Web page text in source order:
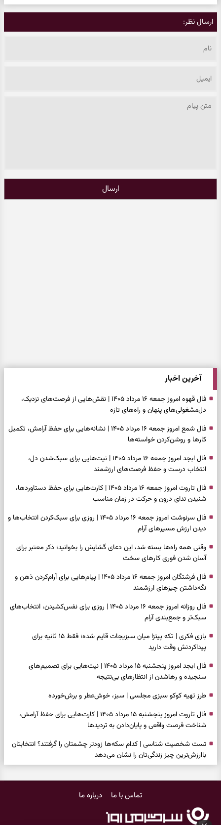
ارسال نظر:
ارسال
آخرین اخبار
فال قهوه امروز جمعه ۱۶ مرداد ۱۴۰۵ | نقش‌هایی از فرصت‌های نزدیک،
دل‌مشغولی‌های پنهان و راه‌های تازه
فال شمع امروز جمعه ۱۶ مرداد ۱۴۰۵ | نشانه‌هایی برای حفظ آرامش، تکمیل
کارها و روشن‌کردن خواسته‌ها
فال ابجد امروز جمعه ۱۶ مرداد ۱۴۰۵ | نیت‌هایی برای سبک‌شدن دل،
انتخاب درست و حفظ فرصت‌های ارزشمند
فال تاروت امروز جمعه ۱۶ مرداد ۱۴۰۵ | کارت‌هایی برای حفظ دستاوردها،
شنیدن ندای درون و حرکت در زمان مناسب
فال سرنوشت امروز جمعه ۱۶ مرداد ۱۴۰۵ | روزی برای سبک‌کردن انتخاب‌ها و
دیدن ارزش مسیرهای آرام
وقتی همه راه‌ها بسته شد، این دعای گشایش را بخوانید؛ ذکر معتبر برای
آسان شدن فوری کارهای سخت
فال فرشتگان امروز جمعه ۱۶ مرداد ۱۴۰۵ | پیام‌هایی برای آرام‌کردن ذهن و
نگه‌داشتن چیزهای ارزشمند
فال روزانه امروز جمعه ۱۶ مرداد ۱۴۰۵ | روزی برای نفس‌کشیدن، انتخاب‌های
سبک‌تر و جمع‌بندی آرام
بازی فکری | تکه پیتزا میان سبزیجات قایم شده؛ فقط ۱۵ ثانیه برای
پیداکردنش وقت دارید
فال ابجد امروز پنجشنبه ۱۵ مرداد ۱۴۰۵ | نیت‌هایی برای تصمیم‌های
سنجیده و رهاشدن از انتظارهای بی‌نتیجه
طرز تهیه کوکو سبزی مجلسی | سبز، خوش‌عطر و برش‌خورده
فال تاروت امروز پنجشنبه ۱۵ مرداد ۱۴۰۵ | کارت‌هایی برای حفظ آرامش،
شناخت فرصت واقعی و پایان‌دادن به تردیدها
تست شخصیت شناسی | کدام سکه‌ها زودتر چشمتان را گرفتند؟ انتخابتان
باارزش‌ترین چیز زندگی‌تان را نشان می‌دهد
امن و پربرکت
تماس با ما درباره ما